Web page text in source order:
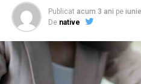
Publicat acum 3 ani pe
De native